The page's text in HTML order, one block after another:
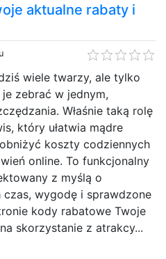
aktualne rabaty i
wiele twarzy, ale tylko
zebrać w jednym,
Właśnie taką rolę
który ułatwia mądre
koszty codziennych
online. To funkcjonalny
z myślą o
wygodę i sprawdzone
kody rabatowe Twoje
skorzystanie z atrakcy...